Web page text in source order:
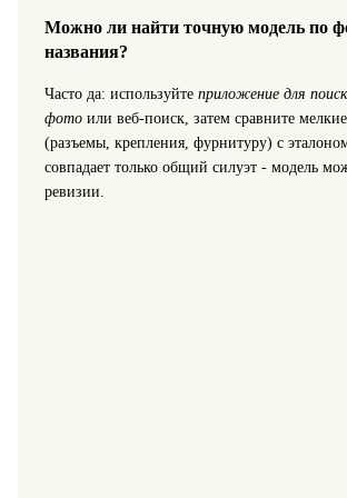
Можно ли найти точную модель по
названия?
Часто да: используйте приложение для
фотоили веб‑поиск, затем сравните
(разъемы, крепления, фурнитуру) с
совпадает только общий силуэт - модель
ревизии.